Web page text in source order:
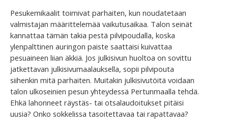
Pesukemikaalit toimivat parhaiten, kun noudatetaan
valmistajan määrittelemää vaikutusaikaa. Talon seinät
kannattaa tämän takia pestä pilvipoudalla, koska
ylenpalttinen auringon paiste saattaisi kuivattaa
pesuaineen liian äkkiä. Jos julkisivun huoltoa on sovittu
jatkettavan julkisivumaalauksella, sopii pilvipouta
siihenkin mitä parhaiten. Muitakin julkisivutöitä voidaan
talon ulkoseinien pesun yhteydessä Pertunmaalla tehdä.
Ehkä lahonneet räystäs- tai otsalaudoitukset pitäisi
uusia? Onko sokkelissa tasoitettavaa tai rapattavaa?